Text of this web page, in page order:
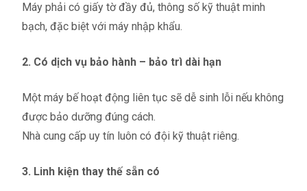
Máy phải có giấy tờ đầy đủ, thông số kỹ thuật minh
bạch, đặc biệt với máy nhập khẩu.
2. Có dịch vụ bảo hành – bảo trì dài hạn
Một máy bế hoạt động liên tục sẽ dễ sinh lỗi nếu không
được bảo dưỡng đúng cách.
Nhà cung cấp uy tín luôn có đội kỹ thuật riêng.
3. Linh kiện thay thế sẵn có